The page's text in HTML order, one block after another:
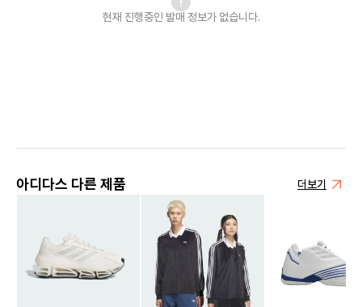
현재 진행중인 발매 정보가 없습니다.
아디다스 다른 제품 더보기